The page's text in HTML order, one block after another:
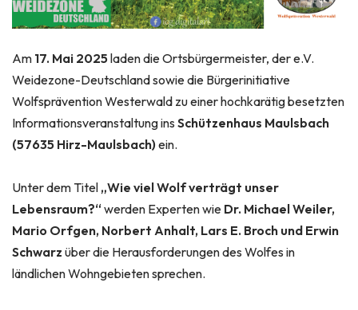
Am 17. Mai 2025 laden die Ortsbürgermeister, der e.V.
Weidezone-Deutschland sowie die Bürgerinitiative
Wolfsprävention Westerwald zu einer hochkarätig besetzten
Informationsveranstaltung ins Schützenhaus Maulsbach
(57635 Hirz-Maulsbach) ein.
Unter dem Titel „Wie viel Wolf verträgt unser
Lebensraum?“ werden Experten wie Dr. Michael Weiler,
Mario Orfgen, Norbert Anhalt, Lars E. Broch und Erwin
Schwarz über die Herausforderungen des Wolfes in
ländlichen Wohngebieten sprechen.